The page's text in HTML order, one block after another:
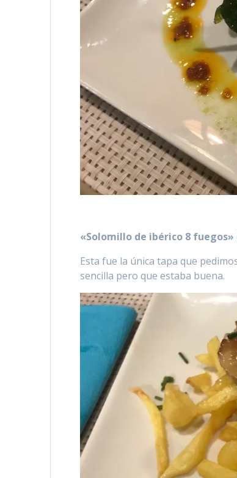
«Solomillo de ibérico 8 fuegos»
Esta fue la única tapa que
sencilla pero que estaba buena.